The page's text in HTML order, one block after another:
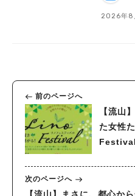
2026年8
前のページへ
【流山
た女性
Festival
次のページへ